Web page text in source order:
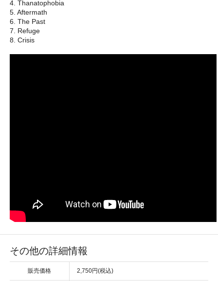
4. Thanatophobia
5. Aftermath
6. The Past
7. Refuge
8. Crisis
その他の詳細情報
販売価格 2,750円(税込)